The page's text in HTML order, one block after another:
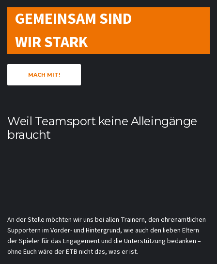
GEMEINSAM SIND
WIR STARK
MACH MIT!
Weil Teamsport keine Alleingänge
braucht
An der Stelle möchten wir uns bei allen Trainern, den ehrenamtlichen
Supportern im Vorder- und Hintergrund, wie auch den lieben Eltern
der Spieler für das Engagement und die Unterstützung bedanken –
ohne Euch wäre der ETB nicht das, was er ist.